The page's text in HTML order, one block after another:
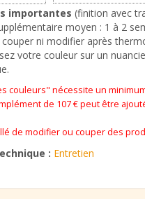
importantes (finition avec
moyen : 1 à 2
couper ni modifier après
votre couleur sur un
couleurs" nécessite un
de 107 € peut être
de modifier ou couper des
: Entretien